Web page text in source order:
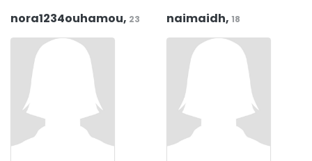
nora1234ouhamou, 23 naimaidh, 18